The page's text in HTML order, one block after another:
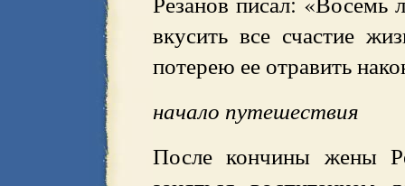
вкусить все счастие
потерею ее отравить
начало путешествия
После кончины жены